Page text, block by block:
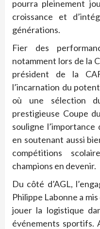
pourra pleinement
croissance et
générations.
Fier des
notamment lors de la
président de la
l’incarnation du
où une sélection
prestigieuse Coupe
souligne
en soutenant aussi
compétitions
champions en devenir.
Du côté d’AGL,
Philippe Labonne a
jouer la logistique
événements sportifs.